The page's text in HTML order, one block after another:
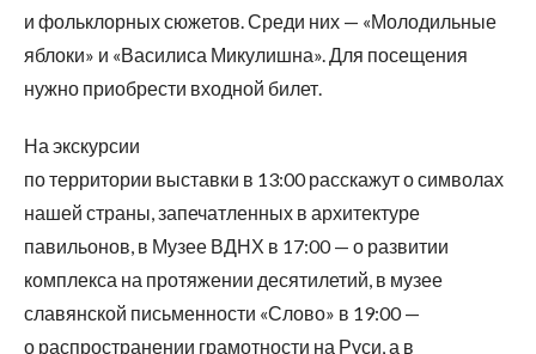
и фольклорных сюжетов. Среди них — «Молодильные
яблоки» и «Василиса Микулишна». Для посещения
нужно приобрести входной билет.
На экскурсии
по территории выставки в 13:00 расскажут о символах
нашей страны, запечатленных в архитектуре
павильонов, в Музее ВДНХ в 17:00 — о развитии
комплекса на протяжении десятилетий, в музее
славянской письменности «Слово» в 19:00 —
о распространении грамотности на Руси, а в